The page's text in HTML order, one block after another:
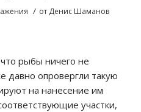
/ от Денис Шаманов
рыбы ничего не
давно опровергли такую
на нанесение им
участки,